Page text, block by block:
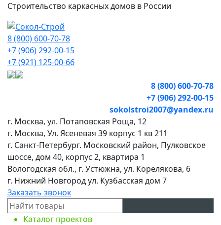
Строительство каркасных домов в России
8 (800) 600-70-78
+7 (906) 292-00-15
+7 (921) 125-00-66
8 (800) 600-70-78
+7 (906) 292-00-15
sokolstroi2007@yandex.ru
г. Москва, ул. Потаповская Роща, 12
г. Москва, Ул. Ясеневая 39 корпус 1 кв 211
г. Санкт-Петербург. Московский район, Пулковское
шоссе, дом 40, корпус 2, квартира 1
Вологодская обл., г. Устюжна, ул. Корелякова, 6
г. Нижний Новгород ул. Кузбасская дом 7
Заказать звонок
Каталог проектов